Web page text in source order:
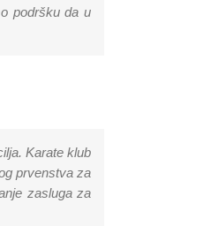
podršku da u
Karate klub
prvenstva za
zasluga za